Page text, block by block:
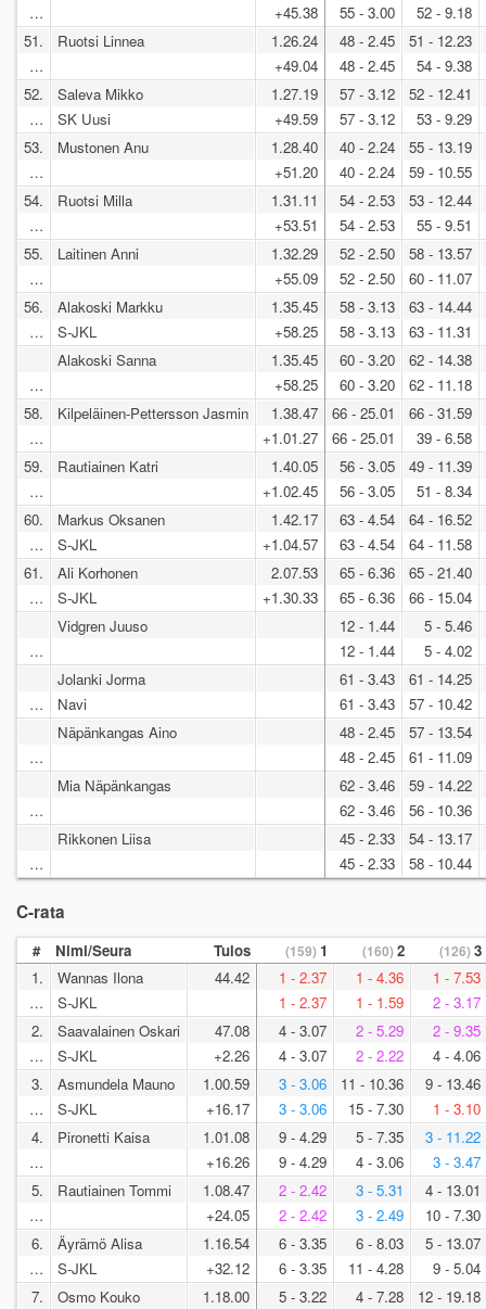
…
+45.38
55 - 3.00
52 - 9.18
51.
…
Ruotsi Linnea
1.26.24
+49.04
48 - 2.45
48 - 2.45
51 - 12.23
54 - 9.38
52.
…
Saleva Mikko
SK Uusi
1.27.19
+49.59
57 - 3.12
57 - 3.12
52 - 12.41
53 - 9.29
53.
…
Mustonen Anu
1.28.40
+51.20
40 - 2.24
40 - 2.24
55 - 13.19
59 - 10.55
54.
…
Ruotsi Milla
1.31.11
+53.51
54 - 2.53
54 - 2.53
53 - 12.44
55 - 9.51
55.
…
Laitinen Anni
1.32.29
+55.09
52 - 2.50
52 - 2.50
58 - 13.57
60 - 11.07
56.
…
Alakoski Markku
S-JKL
1.35.45
+58.25
58 - 3.13
58 - 3.13
63 - 14.44
63 - 11.31
…
Alakoski Sanna
1.35.45
+58.25
60 - 3.20
60 - 3.20
62 - 14.38
62 - 11.18
58.
…
Kilpeläinen-Pettersson Jasmin
1.38.47
+1.01.27
66 - 25.01
66 - 25.01
66 - 31.59
39 - 6.58
59.
…
Rautiainen Katri
1.40.05
+1.02.45
56 - 3.05
56 - 3.05
49 - 11.39
51 - 8.34
60.
…
Markus Oksanen
S-JKL
1.42.17
+1.04.57
63 - 4.54
63 - 4.54
64 - 16.52
64 - 11.58
61.
…
Ali Korhonen
S-JKL
2.07.53
+1.30.33
65 - 6.36
65 - 6.36
65 - 21.40
66 - 15.04
…
Vidgren Juuso
12 - 1.44
12 - 1.44
5 - 5.46
5 - 4.02
…
Jolanki Jorma
Navi
61 - 3.43
61 - 3.43
61 - 14.25
57 - 10.42
…
Näpänkangas Aino
48 - 2.45
48 - 2.45
57 - 13.54
61 - 11.09
…
Mia Näpänkangas
62 - 3.46
62 - 3.46
59 - 14.22
56 - 10.36
…
Rikkonen Liisa
45 - 2.33
45 - 2.33
54 - 13.17
58 - 10.44
C-rata
# Nimi/Seura Tulos (159) 1 (160)2 (126)3
1.
…
Wannas Ilona
S-JKL
44.42
1 - 2.37
1 - 2.37
1 - 4.36
1 - 1.59
1 - 7.53
2 - 3.17
2.
…
Saavalainen Oskari
S-JKL
47.08
+2.26
4 - 3.07
4 - 3.07
2 - 5.29
2 - 2.22
2 - 9.35
4 - 4.06
3.
…
Asmundela Mauno
S-JKL
1.00.59
+16.17
3 - 3.06
3 - 3.06
11 - 10.36
15 - 7.30
9 - 13.46
1 - 3.10
4.
…
Pironetti Kaisa
1.01.08
+16.26
9 - 4.29
9 - 4.29
5 - 7.35
4 - 3.06
3 - 11.22
3 - 3.47
5.
…
Rautiainen Tommi
1.08.47
+24.05
2 - 2.42
2 - 2.42
3 - 5.31
3 - 2.49
4 - 13.01
10 - 7.30
6.
…
Äyrämö Alisa
S-JKL
1.16.54
+32.12
6 - 3.35
6 - 3.35
6 - 8.03
11 - 4.28
5 - 13.07
9 - 5.04
7.
Osmo Kouko
1.18.00
5 - 3.22
4 - 7.28
12 - 19.18